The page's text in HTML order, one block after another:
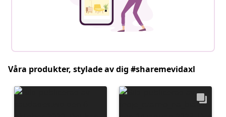
Våra produkter, stylade av dig #sharemevidaxl